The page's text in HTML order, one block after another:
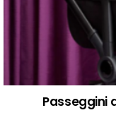
Passeggini